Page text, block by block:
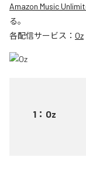
Amazon Music
る。
各配信サービス： Oz
1 ： Oz